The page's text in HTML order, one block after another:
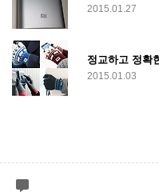
2015.01.27
2015.01.03